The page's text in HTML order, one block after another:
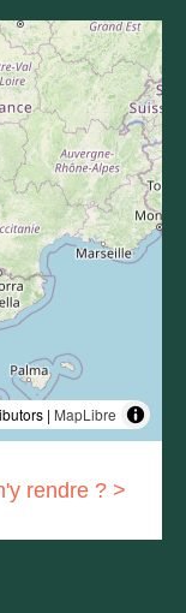
| MapLibre
rendre ? >